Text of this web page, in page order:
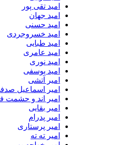
امید تقی پور
امید جهان
امید حسنی
امید خسروجردی
امید طبایی
امید عامری
امید نوری
امید یوسفی
امیر آتشی
امیر اسماعیل
امیر اند و حشمت
امیر بقایی
امیر پدرام
امیر پرستاری
امیر ته ته